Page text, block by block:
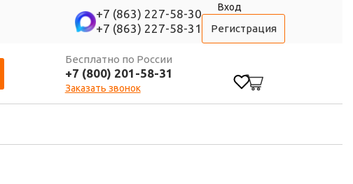
+7 (863) 227-58-30
+7 (863) 227-58-31
Вход
Регистрация
Бесплатно по России
+7 (800) 201-58-31
Заказать звонок